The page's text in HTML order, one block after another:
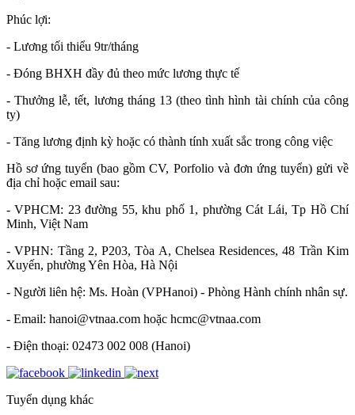
Phúc lợi:
- Lương tối thiểu 9tr/tháng
- Đóng BHXH đầy đủ theo mức lương thực tế
- Thưởng lễ, tết, lương tháng 13 (theo tình hình tài chính của công
ty)
- Tăng lương định kỳ hoặc có thành tính xuất sắc trong công việc
Hồ sơ ứng tuyển (bao gồm CV, Porfolio và đơn ứng tuyển) gửi về
địa chỉ hoặc email sau:
- VPHCM: 23 đường 55, khu phố 1, phường Cát Lái, Tp Hồ Chí
Minh, Việt Nam
- VPHN: Tầng 2, P203, Tòa A, Chelsea Residences, 48 Trần Kim
Xuyến, phường Yên Hòa, Hà Nội
- Người liên hệ: Ms. Hoàn (VPHanoi) - Phòng Hành chính nhân sự.
- Email: hanoi@vtnaa.com hoặc hcmc@vtnaa.com
- Điện thoại: 02473 002 008 (Hanoi)
Tuyển dụng khác